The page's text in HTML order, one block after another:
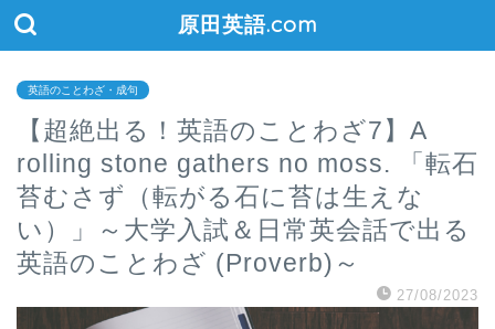
原田英語.com
英語のことわざ・成句
【超絶出る！英語のことわざ7】A
rolling stone gathers no moss. 「転石
苔むさず（転がる石に苔は生えな
い）」～大学入試＆日常英会話で出る
英語のことわざ (Proverb)～
27/08/2023